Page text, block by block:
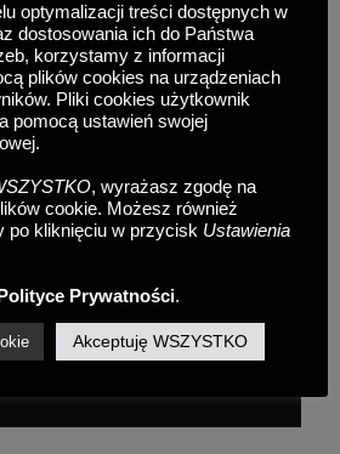
/reportaż ślubny Kraków
READ MORE
optymalizacji treści dostępnych w
dostosowania ich do Państwa
korzystamy z informacji
plików cookies na urządzeniach
Pliki cookies użytkownik
pomocą ustawień swojej
, wyrażasz zgodę na
cookie. Możesz również
po kliknięciu w przycisk Ustawienia
Prywatności.
Akceptuję WSZYSTKO